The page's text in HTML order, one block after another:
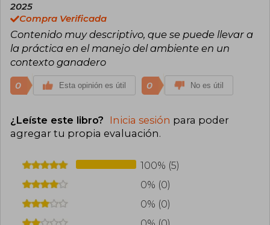
2025
Compra Verificada
Contenido muy descriptivo, que se puede llevar a
la práctica en el manejo del ambiente en un
contexto ganadero
0 Esta opinión es útil 0 No es útil
¿Leíste este libro? Inicia sesión para poder
agregar tu propia evaluación.
100% (5)
0% (0)
0% (0)